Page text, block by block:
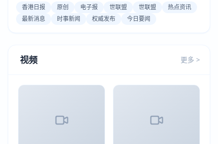
香港日报 原创 电子报 世联盟 世联盟
热点资讯
最新消息
时事新闻 权威发布 今日要闻
视频 更多 >